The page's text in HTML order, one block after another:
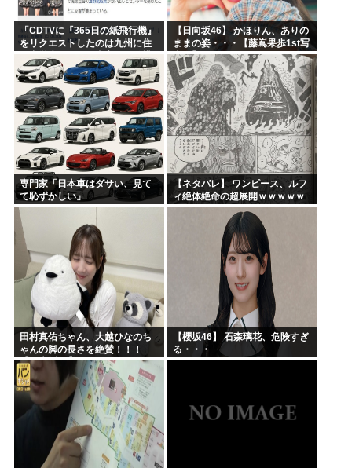
「CDTVに『365日の紙飛行機』
をリクエストしたのは九州に住
む中学生」←この事実って結構
デカいよな【AKB48】
【日向坂46】 かほりん、ありの
ままの姿・・・【藤嶌果歩1st写
真集】
専門家「日本車はダサい、見て
て恥ずかしい」
【ネタバレ】 ワンピース、ルフ
ィ絶体絶命の超展開ｗｗｗｗｗ
ｗｗｗｗｗｗｗｗｗｗｗｗｗｗ
ｗｗｗｗｗｗｗｗｗｗｗｗｗｗ
ｗｗｗｗｗｗｗｗｗｗｗｗ...
田村真佑ちゃん、大越ひなのち
ゃんの脚の長さを絶賛！！！
【乃木坂46】
【櫻坂46】 石森璃花、危険すぎ
る・・・